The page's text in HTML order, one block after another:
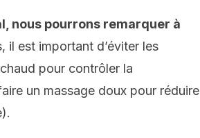
nous pourrons remarquer à
il est important d’éviter les
pour contrôler la
un massage doux pour réduire